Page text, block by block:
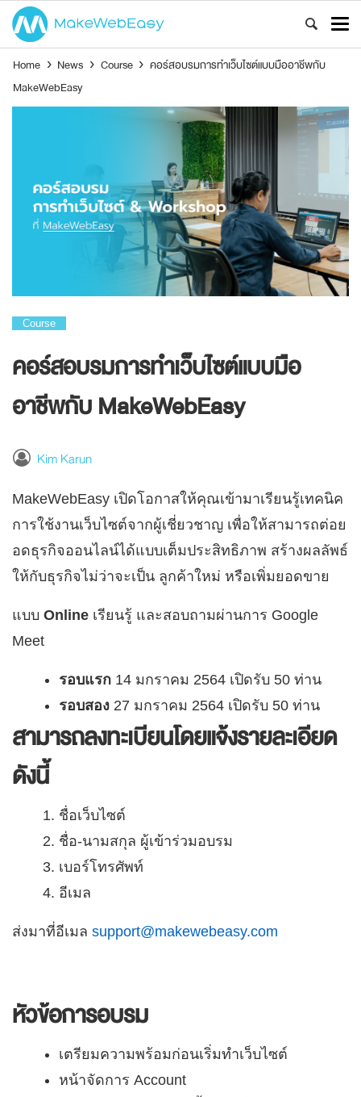
Home › News › Course › คอร์สอบรมการทำเว็บไซต์แบบมืออาชีพกับ
MakeWebEasy
Course
คอร์สอบรมการทำเว็บไซต์แบบมือ
อาชีพกับ MakeWebEasy
Kim Karun
MakeWebEasy เปิดโอกาสให้คุณเข้ามาเรียนรู้เทคนิค
การใช้งานเว็บไซต์จากผู้เชี่ยวชาญ เพื่อให้สามารถต่อย
อดธุรกิจออนไลน์ได้แบบเต็มประสิทธิภาพ สร้างผลลัพธ์
ให้กับธุรกิจไม่ว่าจะเป็น ลูกค้าใหม่ หรือเพิ่มยอดขาย
แบบ Online เรียนรู้ และสอบถามผ่านการ Google
Meet
รอบแรก 14 มกราคม 2564 เปิดรับ 50 ท่าน
รอบสอง 27 มกราคม 2564 เปิดรับ 50 ท่าน
สามารถลงทะเบียนโดยแจ้งรายละเอียด
ดังนี้
ชื่อเว็บไซต์
ชื่อ-นามสกุล ผู้เข้าร่วมอบรม
เบอร์โทรศัพท์
อีเมล
ส่งมาที่อีเมล support@makewebeasy.com
หัวข้อการอบรม
เตรียมความพร้อมก่อนเริ่มทำเว็บไซต์
หน้าจัดการ Account